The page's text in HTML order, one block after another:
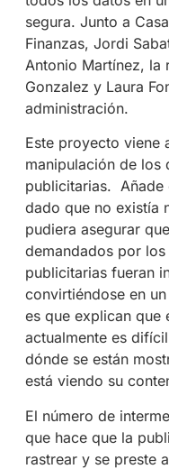
segura. Junto a
Finanzas, Jordi
Antonio Martínez, la
Gonzalez y Laura
administración.
Este proyecto viene
manipulación de los
publicitarias. Añade
dado que no existía
pudiera asegurar
demandados por
publicitarias fueran
convirtiéndose en
es que explican que
actualmente es
dónde se están
está viendo su
El número de
que hace que la
rastrear y se preste